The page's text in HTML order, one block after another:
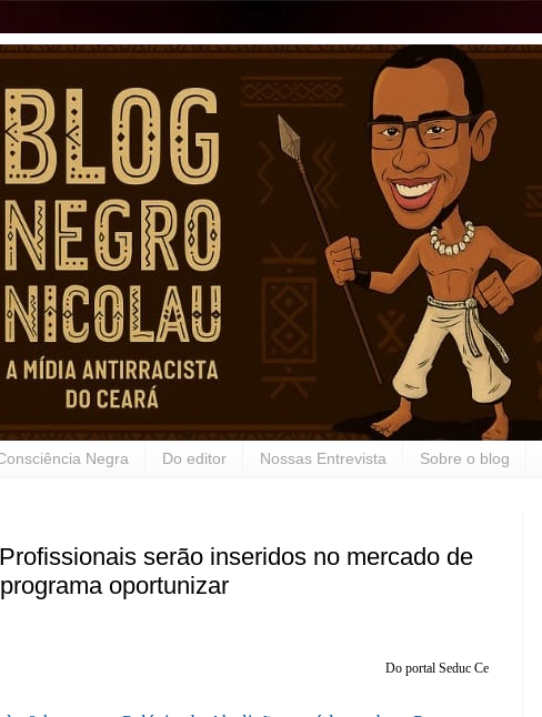
Negra Do editor Nossas Entrevista Sobre o blog
serão inseridos no mercado de
oportunizar
Do portal Seduc Ce